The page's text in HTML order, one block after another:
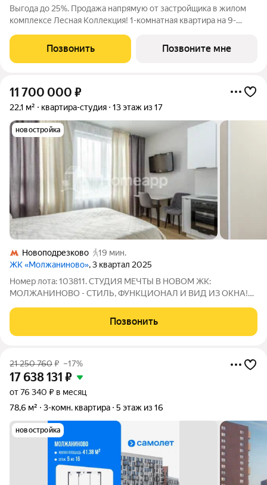
Выгода до 25%. Продажа напрямую от застройщика в жилом
комплексе Лесная Коллекция! 1-комнатная квартира на 9-
жилой комплекс для тех, кто хочет жить в комфортной
городской среде и при этом быть
Позвонить Позвоните мне
11 700 000 ₽
22,1 м² квартира-студия 13 этаж из 17
новостройка
Новоподрезково
19 мин.
ЖК «Молжаниново», 3 квартал 2025
Номер лота: 103811. СТУДИЯ МЕЧТЫ В НОВОМ ЖК:
МОЛЖАНИНОВО - СТИЛЬ, ФУНКЦИОНАЛ И ВИД ИЗ ОКНА!
жить в современном районе с развитой инфраструктурой, но
при этом просыпаться от пения птиц, а не от
Позвонить
21 250 760₽ –17%
17 638 131 ₽
от 76 340 ₽ в месяц
78,6 м²
3-комн. квартира 5 этаж из 16
новостройка